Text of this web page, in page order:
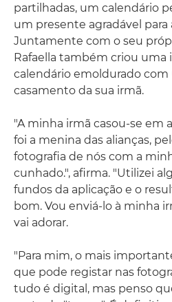
partilhadas, um calendário
um presente agradável para
Juntamente com o seu
Rafaella também criou uma
calendário emoldurado
casamento da sua irmã.
"A minha irmã casou-se em
foi a menina das alianças,
fotografia de nós com a
cunhado.", afirma. "Utilizei
fundos da aplicação e o
bom. Vou enviá-lo à minha
vai adorar.
"Para mim, o mais
que pode registar nas
tudo é digital, mas penso